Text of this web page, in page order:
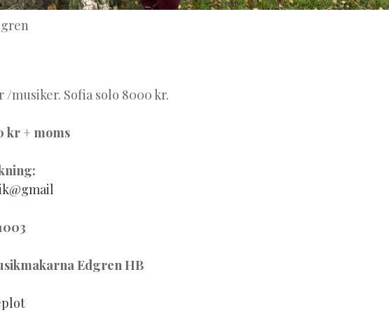
/musiker. Sofia solo 8000 kr.
kr + moms
Edgren HB